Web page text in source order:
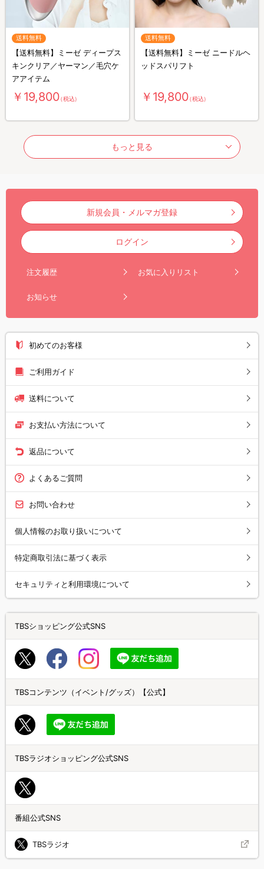
送料無料
【送料無料】ミーゼ ディープス
キンクリア／ヤーマン／毛穴ケ
アアイテム
￥19,800（税込）
送料無料
【送料無料】ミーゼ ニードルヘ
ッドスパリフト
￥19,800（税込）
もっと見る
新規会員・メルマガ登録
ログイン
注文履歴 お気に入りリスト
お知らせ
初めてのお客様
ご利用ガイド
送料について
お支払い方法について
返品について
よくあるご質問
お問い合わせ
個人情報のお取り扱いについて
特定商取引法に基づく表示
セキュリティと利用環境について
TBSショッピング公式SNS
TBSコンテンツ（イベント/グッズ）【公式】
TBSラジオショッピング公式SNS
番組公式SNS
TBSラジオ